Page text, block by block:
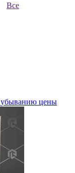
Все
убыванию цены